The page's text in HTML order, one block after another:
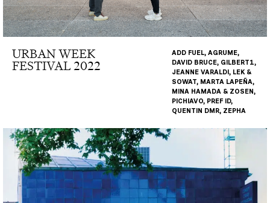
URBAN WEEK
FESTIVAL 2022
ADD FUEL, AGRUME,
DAVID BRUCE, GILBERT1,
JEANNE VARALDI, LEK &
SOWAT, MARTA LAPEÑA,
MINA HAMADA & ZOSEN,
PICHIAVO, PREF ID,
QUENTIN DMR, ZEPHA